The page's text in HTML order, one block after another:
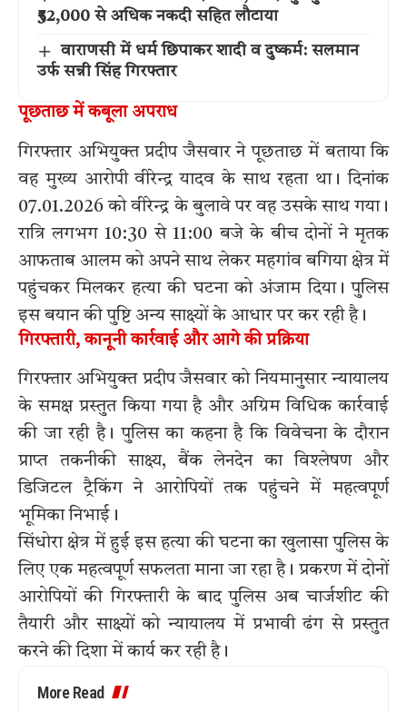
₹52,000 से अधिक नकदी सहित लौटाया
वाराणसी में धर्म छिपाकर शादी व दुष्कर्म: सलमान
उर्फ सन्नी सिंह गिरफ्तार
पूछताछ में कबूला अपराध
गिरफ्तार अभियुक्त प्रदीप जैसवार ने पूछताछ में बताया कि
वह मुख्य आरोपी वीरेन्द्र यादव के साथ रहता था। दिनांक
07.01.2026 को वीरेन्द्र के बुलावे पर वह उसके साथ गया।
रात्रि लगभग 10:30 से 11:00 बजे के बीच दोनों ने मृतक
आफताब आलम को अपने साथ लेकर महगांव बगिया क्षेत्र में
पहुंचकर मिलकर हत्या की घटना को अंजाम दिया। पुलिस
इस बयान की पुष्टि अन्य साक्ष्यों के आधार पर कर रही है।
गिरफ्तारी, कानूनी कार्रवाई और आगे की प्रक्रिया
गिरफ्तार अभियुक्त प्रदीप जैसवार को नियमानुसार न्यायालय
के समक्ष प्रस्तुत किया गया है और अग्रिम विधिक कार्रवाई
की जा रही है। पुलिस का कहना है कि विवेचना के दौरान
प्राप्त तकनीकी साक्ष्य, बैंक लेनदेन का विश्लेषण और
डिजिटल ट्रैकिंग ने आरोपियों तक पहुंचने में महत्वपूर्ण
भूमिका निभाई।
सिंधोरा क्षेत्र में हुई इस हत्या की घटना का खुलासा पुलिस के
लिए एक महत्वपूर्ण सफलता माना जा रहा है। प्रकरण में दोनों
आरोपियों की गिरफ्तारी के बाद पुलिस अब चार्जशीट की
तैयारी और साक्ष्यों को न्यायालय में प्रभावी ढंग से प्रस्तुत
करने की दिशा में कार्य कर रही है।
More Read